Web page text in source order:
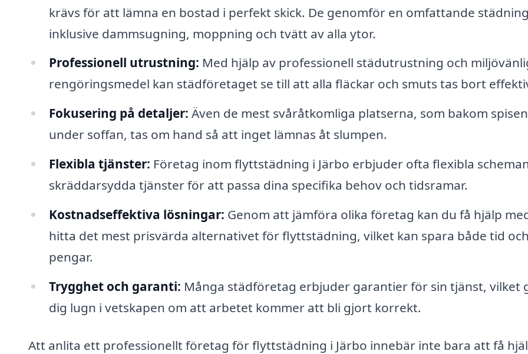
krävs för att lämna en bostad i perfekt skick. De genomför en omfattande
inklusive dammsugning, moppning och tvätt av alla ytor.
Professionell utrustning: Med hjälp av professionell städutrustning och
rengöringsmedel kan städföretaget se till att alla fläckar och smuts tas bort
Fokusering på detaljer: Även de mest svåråtkomliga platserna, som bakom
under soffan, tas om hand så att inget lämnas åt slumpen.
Flexibla tjänster: Företag inom flyttstädning i Järbo erbjuder ofta flexibla
skräddarsydda tjänster för att passa dina specifika behov och tidsramar.
Kostnadseffektiva lösningar: Genom att jämföra olika företag kan du få hjälp
hitta det mest prisvärda alternativet för flyttstädning, vilket kan spara både tid och
pengar.
Trygghet och garanti: Många städföretag erbjuder garantier för sin tjänst, vilket
dig lugn i vetskapen om att arbetet kommer att bli gjort korrekt.
Att anlita ett professionellt företag för flyttstädning i Järbo innebär inte bara att få